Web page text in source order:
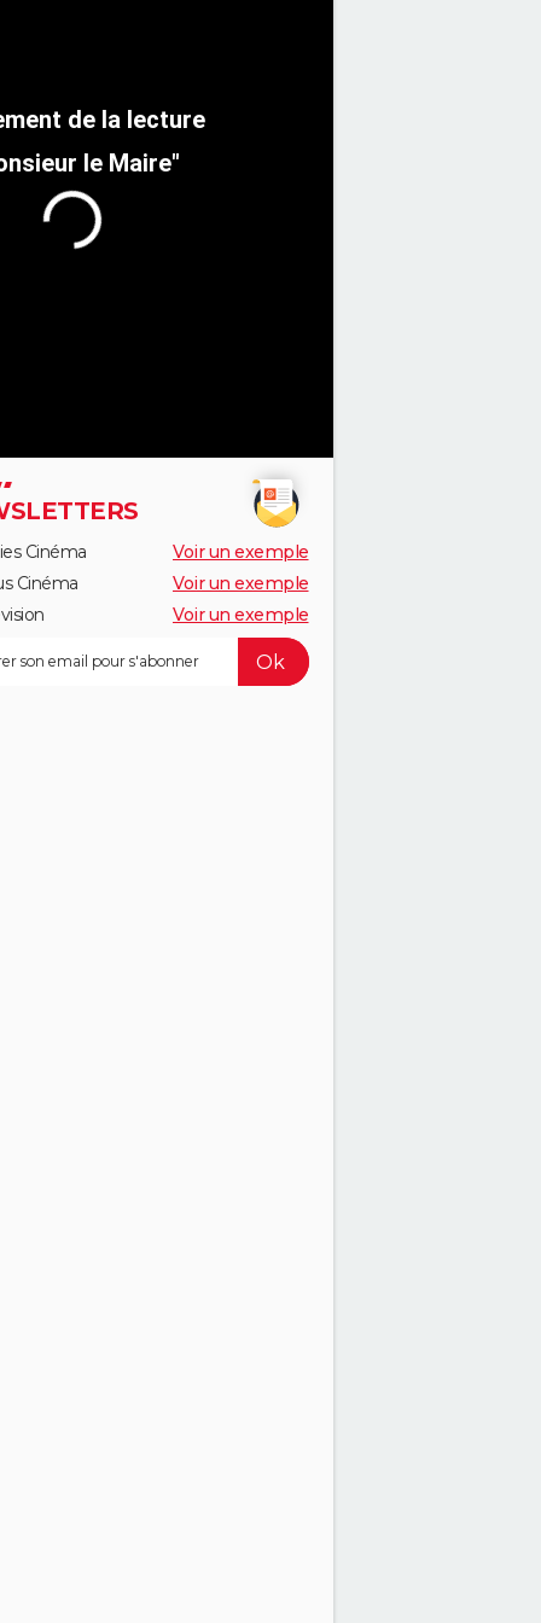
le Maire"
Cinéma
Voir un exemple
Cinéma
Voir un exemple
Voir un exemple